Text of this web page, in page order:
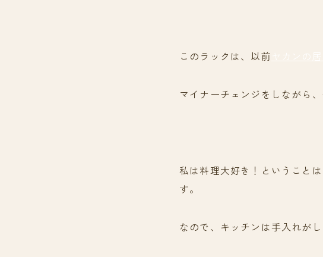
このラックは、以前
マイナーチェンジをしながら
私は料理大好き！ということ
す。
なので、キッチンは手入れが